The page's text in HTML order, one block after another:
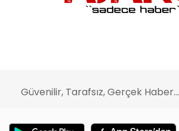
Güvenilir, Tarafsız, Gerçek Haber...